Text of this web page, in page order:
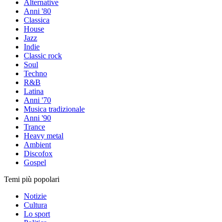
Alternative
Anni '80
Classica
House
Jazz
Indie
Classic rock
Soul
Techno
R&B
Latina
Anni '70
Musica tradizionale
Anni '90
Trance
Heavy metal
Ambient
Discofox
Gospel
Temi più popolari
Notizie
Cultura
Lo sport